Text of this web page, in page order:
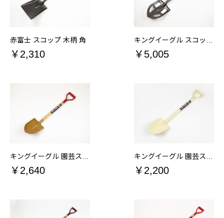
赤富士 スコップ 木柄 角
￥2,310 ￥5,005
￥2,640 ￥2,200